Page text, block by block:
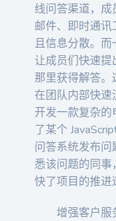
线问答渠道，
邮件、即时通
且信息分散。
让成员们快速
那里获得解答
在团队内部快速
开发一款复杂
了某个
问答系统发布
悉该问题的同
快了项目的推进
增强客户服